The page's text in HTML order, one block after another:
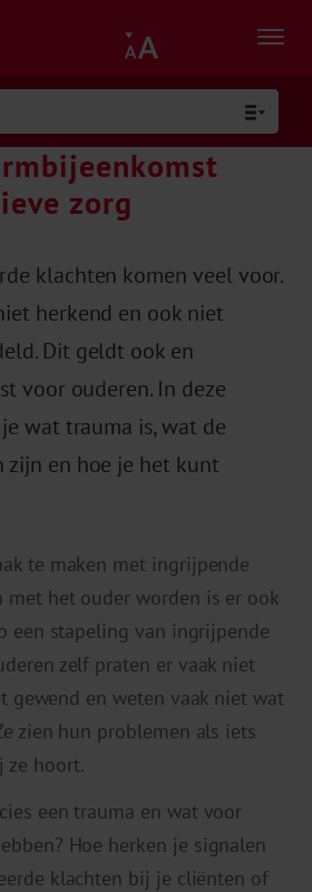
zorg
klachten komen veel voor.
herkend en ook niet
Dit geldt ook en
voor ouderen. In deze
wat trauma is, wat de
zijn en hoe je het kunt
te maken met ingrijpende
met het ouder worden is er ook
een stapeling van ingrijpende
zelf praten er vaak niet
gewend en weten vaak niet wat
zien hun problemen als iets
ze hoort.
een trauma en wat voor
Hoe herken je signalen
klachten bij je cliënten of